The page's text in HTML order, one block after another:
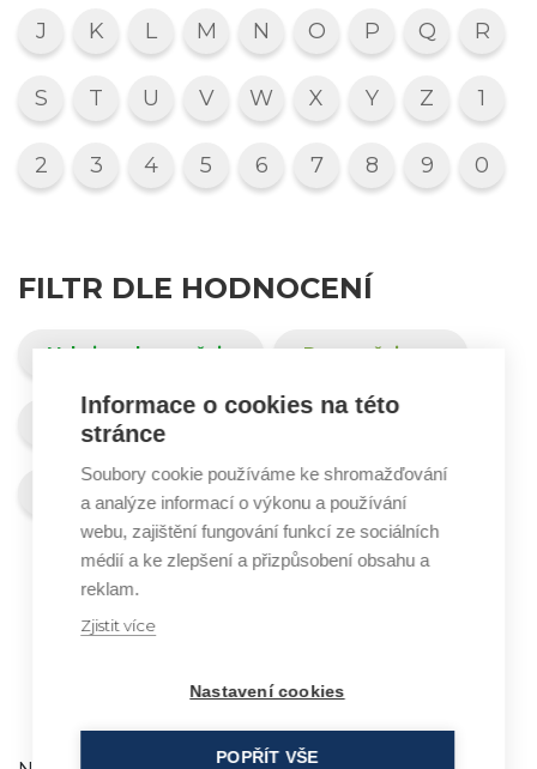
J K L M N O P Q R
S T U V W X Y Z 1
2 3 4 5 6 7 8 9 0
FILTR DLE HODNOCENÍ
Velmi se doporučuje Doporučuje se
Doporučuje se omezeně
Nedoporučuje se Nelze posoudit
GLYCERIDES
Informace o cookies na této
stránce
Soubory cookie používáme ke shromažďování
a analýze informací o výkonu a používání
webu, zajištění fungování funkcí ze sociálních
médií a ke zlepšení a přizpůsobení obsahu a
reklam.
Zjistit více
Nastavení cookies
POPŘÍT VŠE